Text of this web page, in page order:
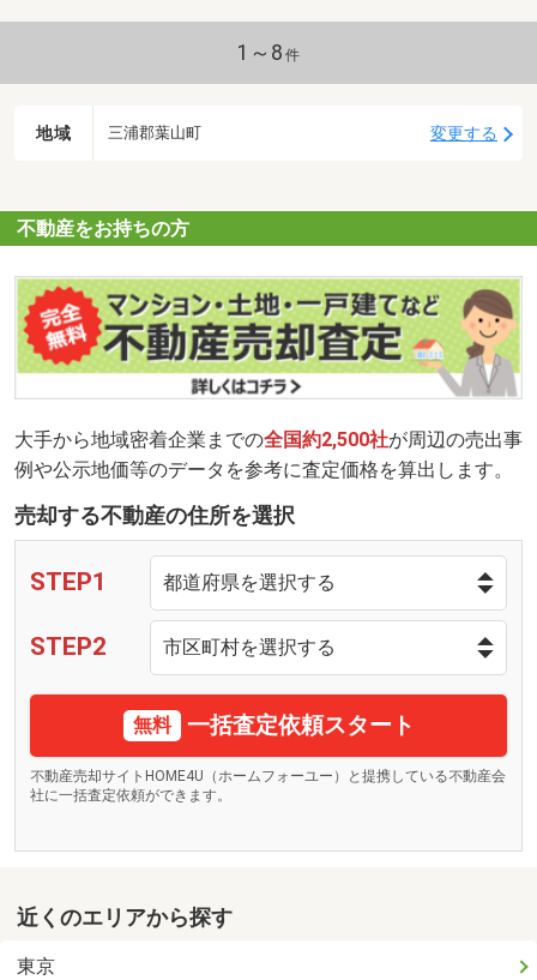
1～8 件
地域 三浦郡葉山町 変更する
不動産をお持ちの方
大手から地域密着企業までの全国約2,500社が周辺の売出事
例や公示地価等のデータを参考に査定価格を算出します。
売却する不動産の住所を選択
STEP1
STEP2
無料 一括査定依頼スタート
不動産売却サイトHOME4U（ホームフォーユー）と提携している不動産会
社に一括査定依頼ができます。
近くのエリアから探す
東京